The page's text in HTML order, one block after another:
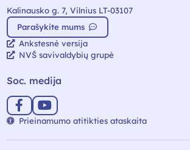
Kalinausko g. 7, Vilnius LT-03107
Parašykite mums
Ankstesnė versija
NVŠ savivaldybių grupė
Soc. medija
Prieinamumo atitikties ataskaita